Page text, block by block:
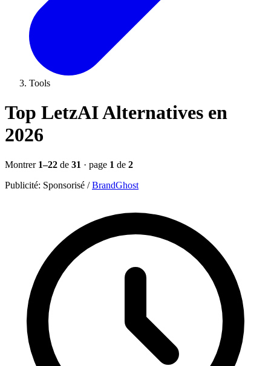
Tools
Top LetzAI Alternatives en
2026
Montrer 1–22 de 31 · page 1 de 2
Publicité: Sponsorisé / BrandGhost